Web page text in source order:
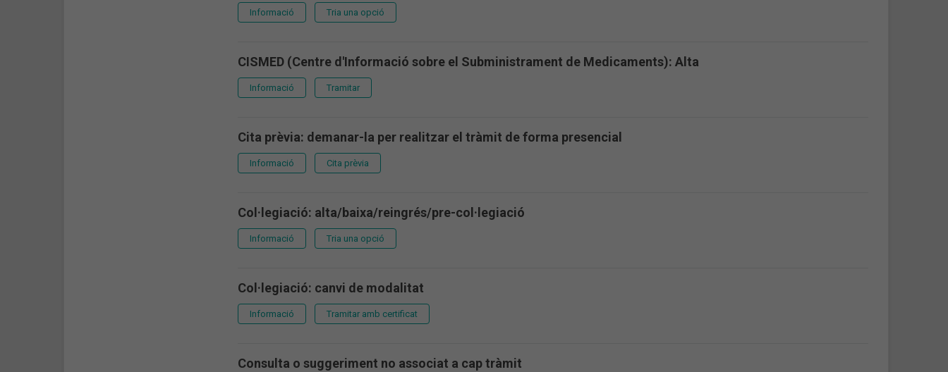
Informació Tria una opció
CISMED (Centre d'Informació sobre el Subministrament de Medicaments): Alta
Informació Tramitar
Cita prèvia: demanar-la per realitzar el tràmit de forma presencial
Informació Cita prèvia
Col·legiació: alta/baixa/reingrés/pre-col·legiació
Informació Tria una opció
Col·legiació: canvi de modalitat
Informació Tramitar amb certificat
Consulta o suggeriment no associat a cap tràmit